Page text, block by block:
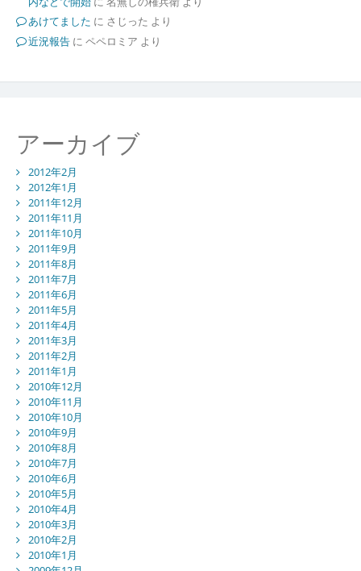
あけてました に さじった より
近況報告に ペペロミア より
アーカイブ
2012年2月
2012年1月
2011年12月
2011年11月
2011年10月
2011年9月
2011年8月
2011年7月
2011年6月
2011年5月
2011年4月
2011年3月
2011年2月
2011年1月
2010年12月
2010年11月
2010年10月
2010年9月
2010年8月
2010年7月
2010年6月
2010年5月
2010年4月
2010年3月
2010年2月
2010年1月